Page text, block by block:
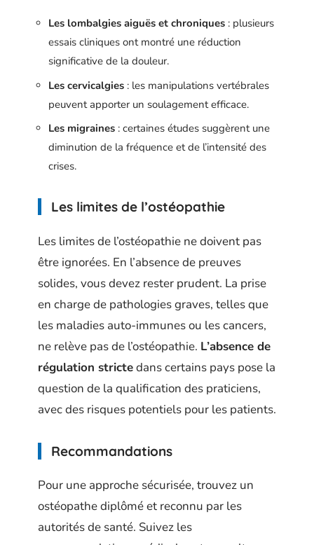
Les lombalgies aiguës et chroniques : plusieurs
essais cliniques ont montré une réduction
significative de la douleur.
Les cervicalgies : les manipulations vertébrales
peuvent apporter un soulagement efficace.
Les migraines : certaines études suggèrent une
diminution de la fréquence et de l’intensité des
crises.
Les limites de l’ostéopathie
Les limites de l’ostéopathie ne doivent pas
être ignorées. En l’absence de preuves
solides, vous devez rester prudent. La prise
en charge de pathologies graves, telles que
les maladies auto-immunes ou les cancers,
ne relève pas de l’ostéopathie. L’absence de
régulation strictedans certains pays pose la
question de la qualification des praticiens,
avec des risques potentiels pour les patients.
Recommandations
Pour une approche sécurisée, trouvez un
ostéopathe diplômé et reconnu par les
autorités de santé. Suivez les